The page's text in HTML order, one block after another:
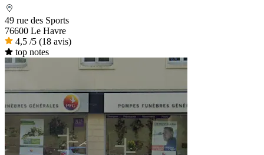
49 rue des Sports
76600 Le Havre
4,5 /5 (18 avis)
top notes